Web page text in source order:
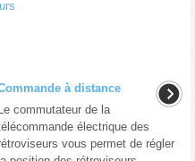
à distance
Le commutateur de la
électrique des
vous permet de régler